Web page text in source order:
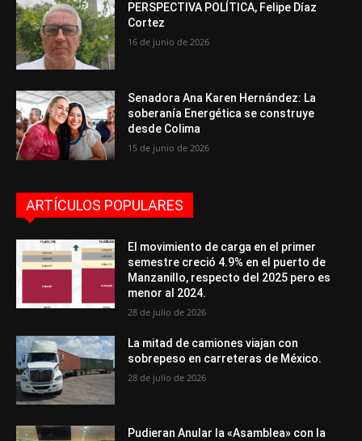
PERSPECTIVA POLÍTICA, Felipe Díaz
Cortez
16 de junio de 2026
Senadora Ana Karen Hernández: La
soberanía Energética se construye
desde Colima
15 de junio de 2026
ARTÍCULOS POPULARES
El movimiento de carga en el primer
semestre creció 4.9% en el puerto de
Manzanillo, respecto del 2025 pero es
menor al 2024.
28 de julio de 2026
La mitad de camiones viajan con
sobrepeso en carreteras de México.
28 de julio de 2026
Pudieran Anular la «Asamblea» con la